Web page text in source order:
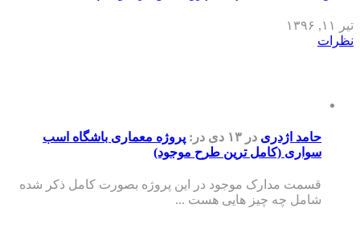
تیر ۱۱, ۱۳۹۶
نظرات
حامد اژدری در ۱۳ دی در: پروژه معماری باشگاه اسب
سواری (کامل ترین طرح موجود)
قسمت مدارک موجود در این پروژه بصورت کامل ذکر شده
شامل چه چیز هایی هست ...